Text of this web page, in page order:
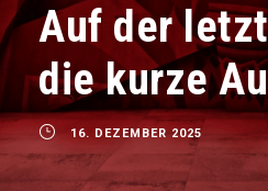
Auf der
die kurze
16. DEZEMBER 2025